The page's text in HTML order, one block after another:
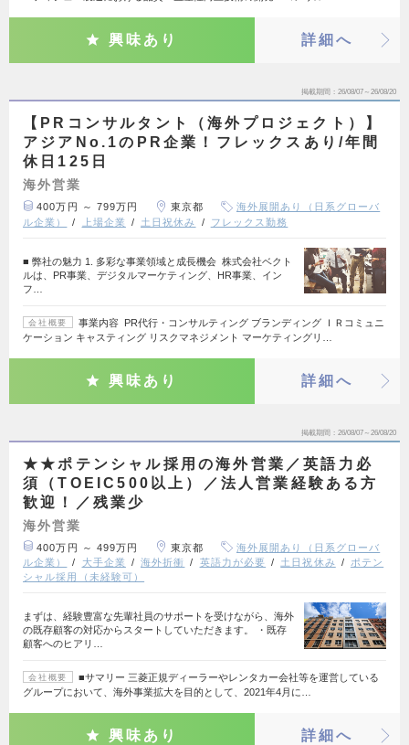
興味あり 詳細へ
掲載期間 26/08/07～26/08/20
【PRコンサルタント（海外プロジェクト）】
アジアNo.1のPR企業！フレックスあり/年間
休日125日
海外営業
400万円 ～ 799万円 東京都
海外展開あり（日系グローバ
ル企業）
上場企業 土日祝休み フレックス勤務
■ 弊社の魅力 1. 多彩な事業領域と成長機会 株式会社ベクト
ルは、PR事業、デジタルマーケティング、HR事業、イン
フ…
会社概要
事業内容 PR代行・コンサルティング ブランディング ＩＲコミュニ
ケーション キャスティング リスクマネジメント マーケティングリ…
興味あり 詳細へ
掲載期間 26/08/07～26/08/20
★★ポテンシャル採用の海外営業／英語力必
須（TOEIC500以上）／法人営業経験ある方
歓迎！／残業少
海外営業
400万円 ～ 499万円 東京都
海外展開あり（日系グローバ
ル企業）
大手企業 海外折衝 英語力が必要 土日祝休み
ポテン
シャル採用（未経験可）
まずは、経験豊富な先輩社員のサポートを受けながら、海外
の既存顧客の対応からスタートしていただきます。 ・既存
顧客へのヒアリ…
会社概要
■サマリー 三菱正規ディーラーやレンタカー会社等を運営している
グループにおいて、海外事業拡大を目的として、2021年4月に…
興味あり 詳細へ